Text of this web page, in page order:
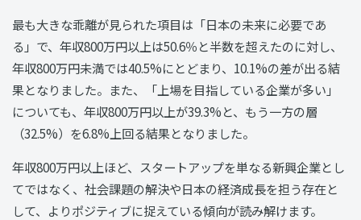
最も大きな乖離が見られた項目は「日本の未来に必要であ
る」で、年収800万円以上は50.6％と半数を超えたのに対し、
年収800万円未満では40.5%にとどまり、10.1%の差が出る結
果となりました。また、「上場を目指している企業が多い」
についても、年収800万円以上が39.3%と、もう一方の層
（32.5%）を6.8%上回る結果となりました。
年収800万円以上ほど、スタートアップを単なる新興企業とし
てではなく、社会課題の解決や日本の経済成長を担う存在と
して、よりポジティブに捉えている傾向が読み解けます。